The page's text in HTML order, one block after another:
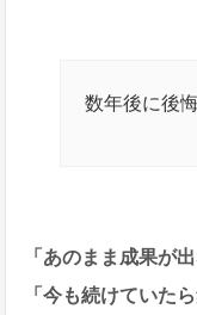
数年後に後
「あのまま成果が
「今も続けていた